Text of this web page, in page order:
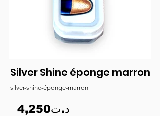
Silver Shine éponge marron
silver-shine-éponge-marron
4,250د.ت